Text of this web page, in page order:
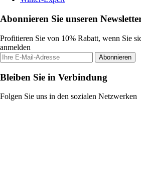
Abonnieren Sie unseren
Profitieren Sie von 10% Rabatt, wenn Sie
anmelden
Abonnieren
Bleiben Sie in Verbindung
Folgen Sie uns in den sozialen Netzwerken